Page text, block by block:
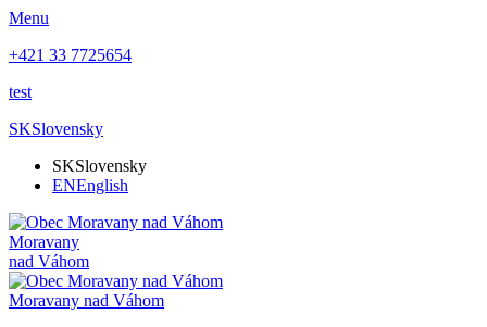
Menu
+421 33 7725654
test
SKSlovensky
SKSlovensky
ENEnglish
Moravany
nad Váhom
Moravany nad Váhom